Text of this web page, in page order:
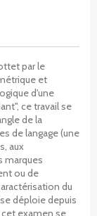
par le
et
d'une
ce travail se
de la
de langage (une
aux
marques
ou de
du
déploie depuis
cet examen se